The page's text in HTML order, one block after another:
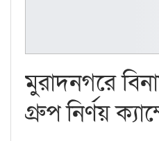
মুরাদনগরে
গ্রুপ নির্ণয়